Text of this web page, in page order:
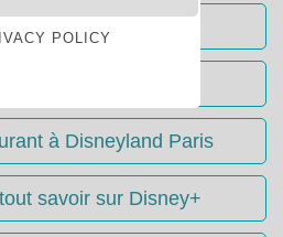
informations
Paris
à Disneyland Paris
savoir sur Disney+
POLICY